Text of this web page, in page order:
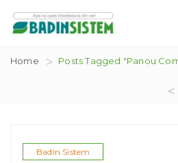
Home Posts Tagged "Panou
Badin Sistem